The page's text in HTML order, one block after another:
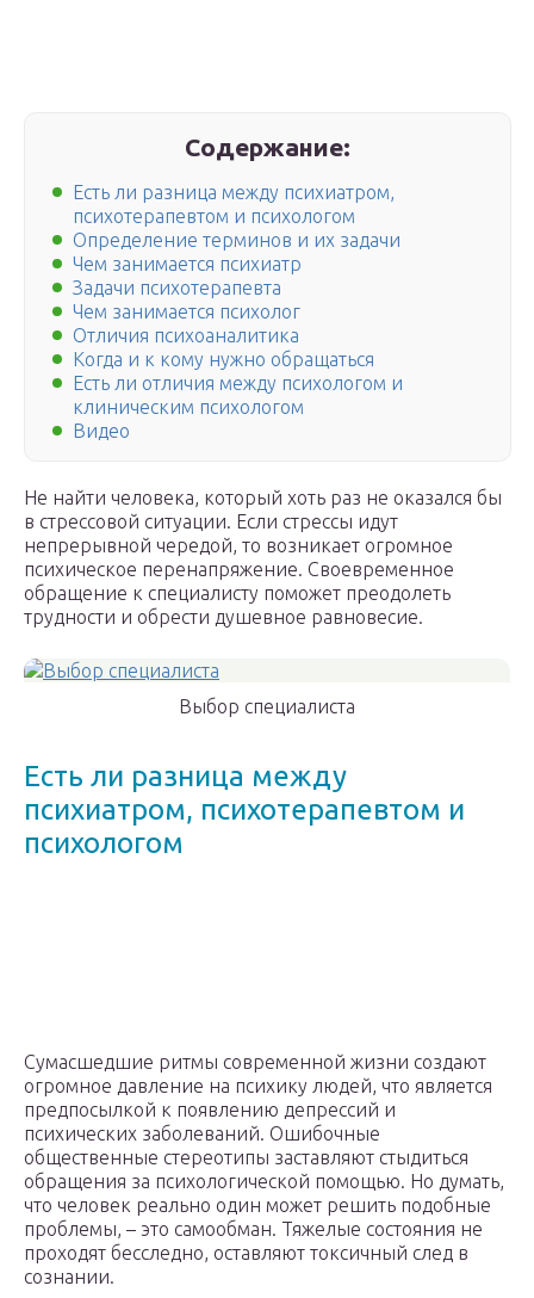
Содержание:
Есть ли разница между психиатром,
психотерапевтом и психологом
Определение терминов и их задачи
Чем занимается психиатр
Задачи психотерапевта
Чем занимается психолог
Отличия психоаналитика
Когда и к кому нужно обращаться
Есть ли отличия между психологом и
клиническим психологом
Видео
Не найти человека, который хоть раз не оказался бы
в стрессовой ситуации. Если стрессы идут
непрерывной чередой, то возникает огромное
психическое перенапряжение. Своевременное
обращение к специалисту поможет преодолеть
трудности и обрести душевное равновесие.
Выбор специалиста
Есть ли разница между
психиатром, психотерапевтом и
психологом
Сумасшедшие ритмы современной жизни создают
огромное давление на психику людей, что является
предпосылкой к появлению депрессий и
психических заболеваний. Ошибочные
общественные стереотипы заставляют стыдиться
обращения за психологической помощью. Но думать,
что человек реально один может решить подобные
проблемы, – это самообман. Тяжелые состояния не
проходят бесследно, оставляют токсичный след в
сознании.